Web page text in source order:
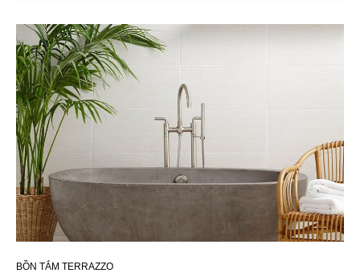
BỒN TẮM TERRAZZO